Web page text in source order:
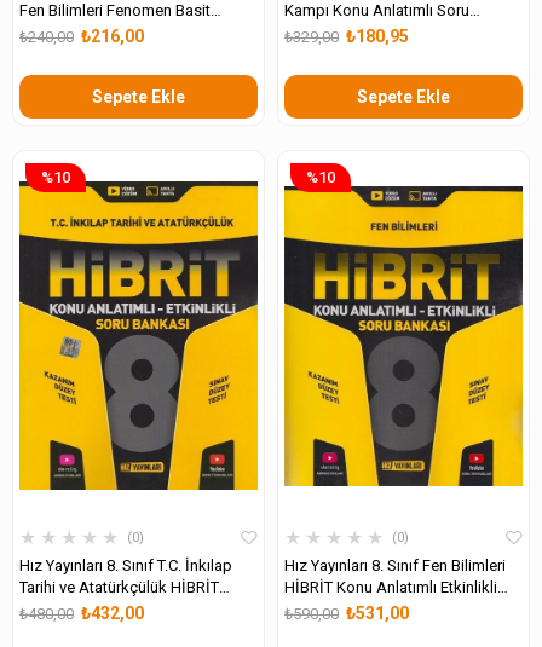
Fen Bilimleri Fenomen Basit
Makineler 5. Fasikül
₺216,00
₺240,00
Sepete Ekle
Kampı Konu Anlatımlı Soru
Bankası Seti₺180,95
₺329,00
Sepete Ekle
★ ★ ★ ★ ★ 0
Hız Yayınları 8. Sınıf T.C. İnkılap
Tarihi ve Atatürkçülük HİBRİT
Konu Anlatımlı Etkinlikli Soru
₺432,00
₺480,00
%10
★ ★ ★ ★ ★ 0
Hız Yayınları 8. Sınıf Fen Bilimleri
HİBRİT Konu Anlatımlı Etkinlikli
Soru Bankası₺531,00
₺590,00
%10